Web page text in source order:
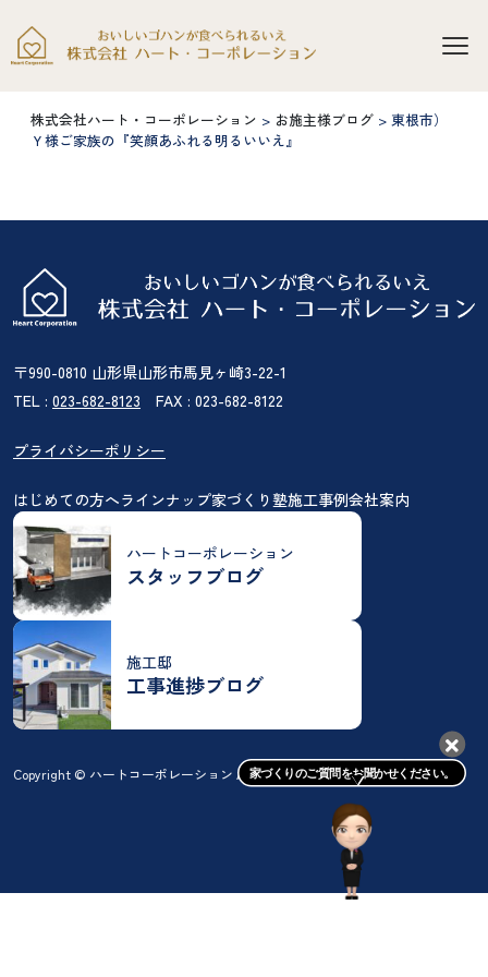
株式会社ハート・コーポレーション > お施主様ブログ > 東根市）
Ｙ様ご家族の『笑顔あふれる明るいいえ』
〒990-0810 山形県山形市馬見ヶ崎3-22-1
TEL : 023-682-8123 FAX : 023-682-8122
プライバシーポリシー
はじめての方へラインナップ家づくり塾施工事例会社案内
ハートコーポレーション
スタッフブログ
施工邸
工事進捗ブログ
Copyright © ハートコーポレーション All rights reserved.家づくりのご質問をお聞かせください。